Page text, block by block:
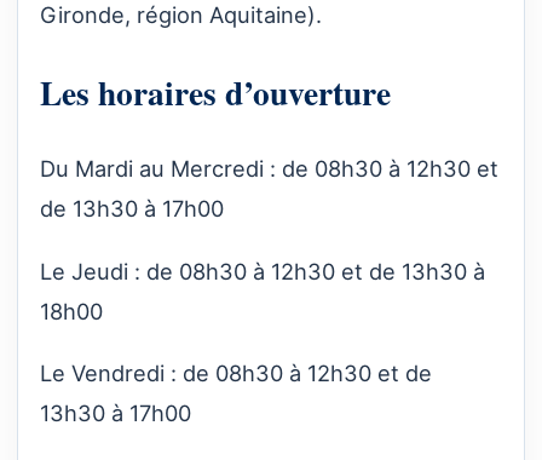
Gironde, région Aquitaine).
Les horaires d’ouverture
Du Mardi au Mercredi : de 08h30 à 12h30 et
de 13h30 à 17h00
Le Jeudi : de 08h30 à 12h30 et de 13h30 à
18h00
Le Vendredi : de 08h30 à 12h30 et de
13h30 à 17h00